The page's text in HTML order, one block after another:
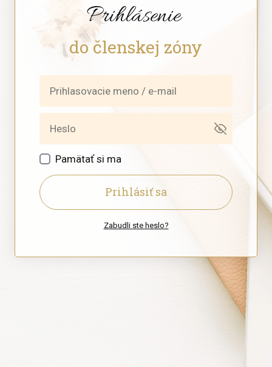
Prihlásenie
do členskej zóny
Pamätať si ma
Prihlásiť sa
Zabudli ste heslo?